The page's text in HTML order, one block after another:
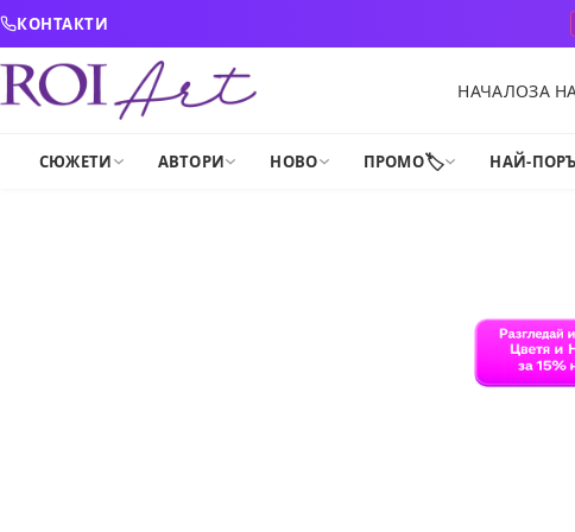
Skip to content
КОНТАКТИ
НАЧАЛОЗА
СЮЖЕТИ АВТОРИ НОВО ПРОМО🏷️ НАЙ-